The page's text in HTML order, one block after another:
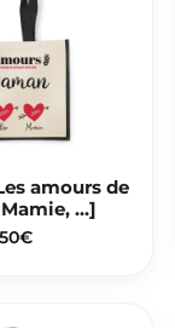
amours de
…]
€